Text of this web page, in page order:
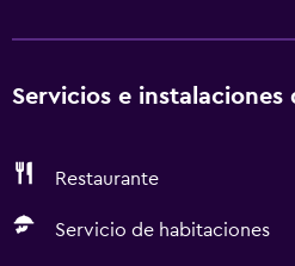
Servicios e instalaciones
Restaurante
Servicio de habitaciones